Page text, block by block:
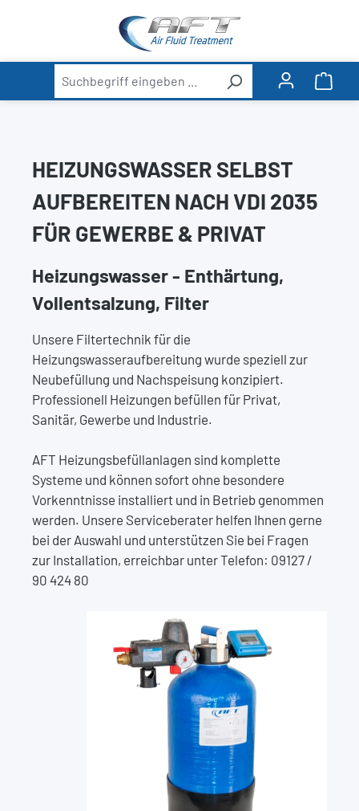
HEIZUNGSWASSER SELBST
AUFBEREITEN NACH VDI 2035
FÜR GEWERBE & PRIVAT
Heizungswasser - Enthärtung,
Vollentsalzung, Filter
Unsere Filtertechnik für die
Heizungswasseraufbereitung wurde speziell zur
Neubefüllung und Nachspeisung konzipiert.
Professionell Heizungen befüllen für Privat,
Sanitär, Gewerbe und Industrie.
AFT Heizungsbefüllanlagen sind komplette
Systeme und können sofort ohne besondere
Vorkenntnisse installiert und in Betrieb genommen
werden. Unsere Serviceberater helfen Ihnen gerne
bei der Auswahl und unterstützen Sie bei Fragen
zur Installation, erreichbar unter Telefon: 09127 /
90 424 80